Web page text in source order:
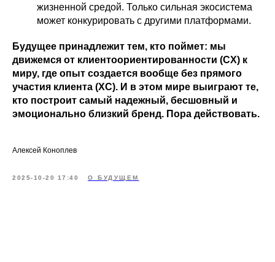
жизненной средой. Только сильная экосистема
может конкурировать с другими платформами.
Будущее принадлежит тем, кто поймет: мы
движемся от клиентоориентированности (CX) к
миру, где опыт создается вообще без прямого
участия клиента (XC). И в этом мире выиграют те,
кто построит самый надежный, бесшовный и
эмоционально близкий бренд. Пора действовать.
Алексей Коноплев
2025-10-20 17:40 О БУДУЩЕМ